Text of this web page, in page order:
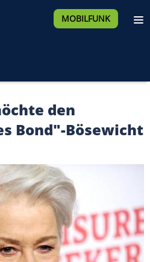
MOBILFUNK
den
Bond"-Bösewicht